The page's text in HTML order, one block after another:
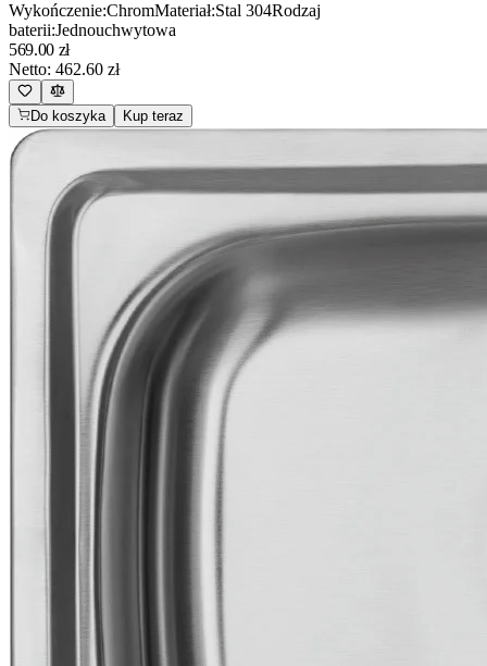
Wykończenie:ChromMateriał:Stal 304Rodzaj
baterii:Jednouchwytowa
569.00 zł
Netto: 462.60 zł
Do koszyka Kup teraz